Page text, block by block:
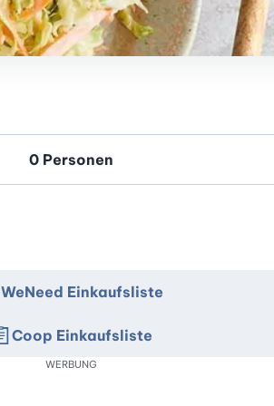
WeNeed Einkaufsliste
Coop Einkaufsliste
WERBUNG